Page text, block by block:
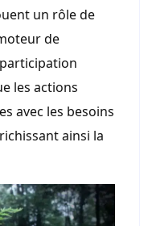
un rôle de
de
les actions
avec les besoins
ainsi la